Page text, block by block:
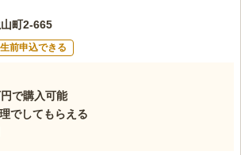
町2-665
生前申込できる
で購入可能
でしてもらえる